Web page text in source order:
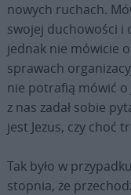
nowych ruchach.
swojej duchowości i
jednak nie mówicie
sprawach
nie potrafią mówić o
z nas zadał sobie
jest Jezus, czy choć
Tak było w
stopnia, że